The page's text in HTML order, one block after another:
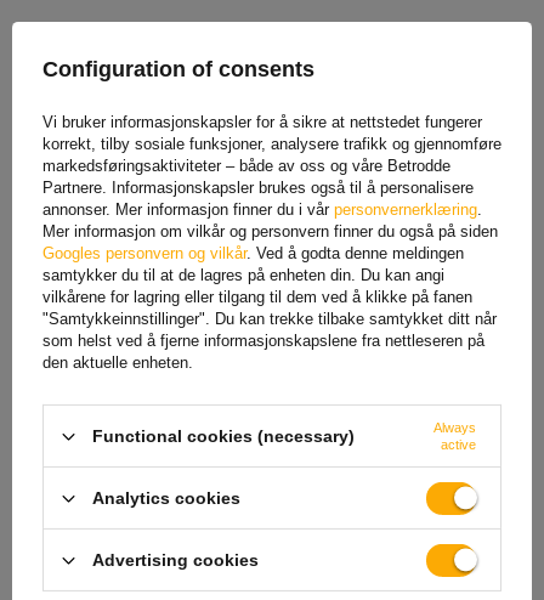
Sett med to ASPÖCK
FLATPOINT II LED-
146,75 NOKnetto
HORPOL LD 473 LED-
101,05 NOK netto
Configuration of consents
Vi bruker informasjonskapsler for å sikre at nettstedet fungerer
korrekt, tilby sosiale funksjoner, analysere trafikk og gjennomføre
markedsføringsaktiviteter – både av oss og våre Betrodde
Partnere. Informasjonskapsler brukes også til å personalisere
annonser. Mer informasjon finner du i vår personvernerklæring
Mer informasjon om vilkår og personvern finner du også på siden
Googles personvern og vilkår. Ved å godta denne meldingen
samtykker du til at de lagres på enheten din. Du kan angi
vilkårene for lagring eller tilgang til dem ved å klikke på fanen
"Samtykkeinnstillinger". Du kan trekke tilbake samtykket ditt når
som helst ved å fjerne informasjonskapslene fra nettleseren på
den aktuelle enheten.
Functional cookies (necessary)
Always
active
Analytics cookies
Advertising cookies